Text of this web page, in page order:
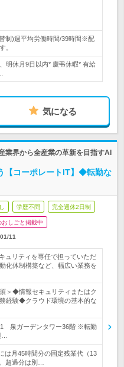
制)週平均労働時間/39時間※配
。
明休月9日以内* 慶弔休暇* 有給
気になる
業界から全産業の革新を目指すAI
【コーポレートIT】◆転勤な
学歴不問 完全週休2日制
おしごと掲載中
11
ュリティを専任で担っていただ
化体制構築など、幅広い業務を
＞◆情報セキュリティまたはク
経験◆クラウド環境の基本的な
1 泉ガーデンタワー36階 ※転勤
は月45時間分の固定残業代（13
超過分は別…